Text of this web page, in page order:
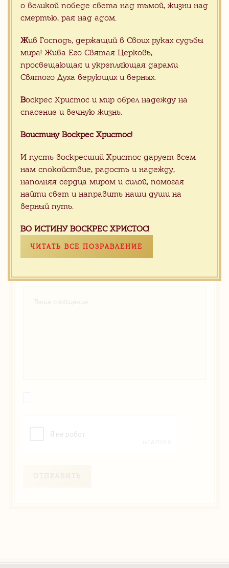
Все наши силы, знания и опыт мы
даже в далекой глубинке мог получить
заказ на свое имя прямо из Китая, -
без риска и проблем, связанных с
организацией международной
поставки прямо к вратам храма.
Хотите сделать заказ, но не
знаете с чего начать?
Отправьте заявку на консультацию с
Вашими пожелания. Мы с радостью
Вам поможем
о великой победе света над тьмой, жизни над
смертью, рая над адом.
Жив Господь, держащий в Своих руках судьбы
мира! Жива Его Святая Церковь,
просвещающая и укрепляющая дарами
Святого Духа верующих и верных.
Воскрес Христос и мир обрел надежду на
спасение и вечную жизнь.
Воистину Воскрес Христос!
И пусть воскресший Христос дарует всем
нам спокойствие, радость и надежду,
наполняя сердца миром и силой, помогая
найти свет и направить наши души на
верный путь.
ВО ИСТИНУ ВОСКРЕС ХРИСТОС!
ЧИТАТЬ ВСЕ ПОЗРАВЛЕНИЕ